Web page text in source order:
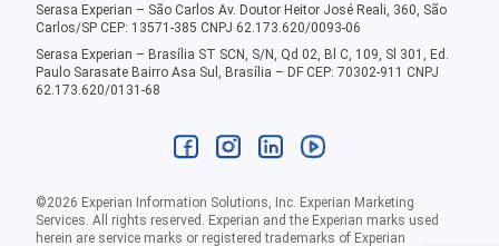
Serasa Experian – São Carlos Av. Doutor Heitor José Reali, 360, São
Carlos/SP CEP: 13571-385 CNPJ 62.173.620/0093-06
Serasa Experian – Brasília ST SCN, S/N, Qd 02, Bl C, 109, Sl 301, Ed.
Paulo Sarasate Bairro Asa Sul, Brasília – DF CEP: 70302-911 CNPJ
62.173.620/0131-68
©2026 Experian Information Solutions, Inc. Experian Marketing
Services. All rights reserved. Experian and the Experian marks used
herein are service marks or registered trademarks of Experian